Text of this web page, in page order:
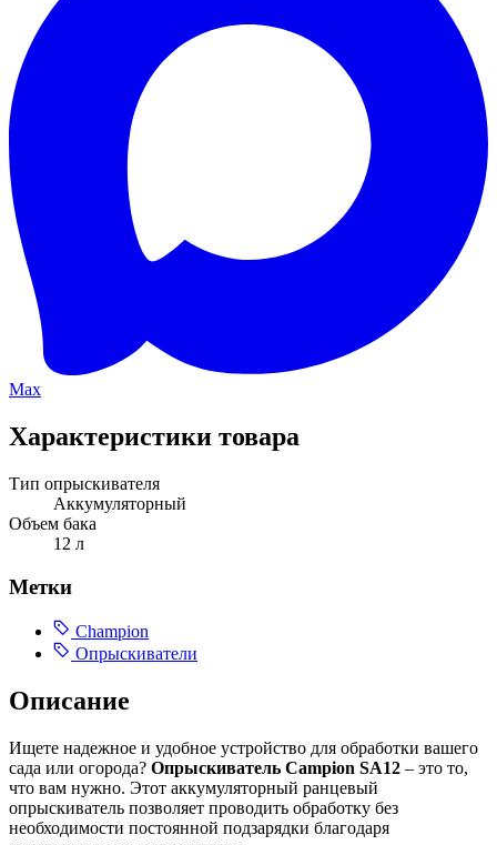
Max
Характеристики товара
Тип опрыскивателя
Аккумуляторный
Объем бака
12 л
Метки
Champion
Опрыскиватели
Описание
Ищете надежное и удобное устройство для обработки вашего
сада или огорода? Опрыскиватель Campion SA12 – это то,
что вам нужно. Этот аккумуляторный ранцевый
опрыскиватель позволяет проводить обработку без
необходимости постоянной подзарядки благодаря